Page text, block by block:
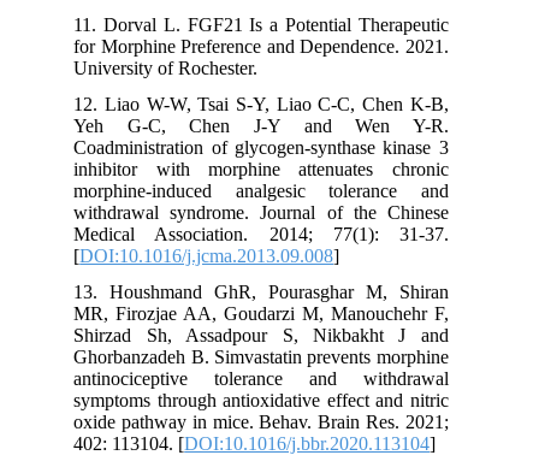
11. Dorval L. FGF21 Is a Potential Therapeutic
for Morphine Preference and Dependence. 2021.
University of Rochester.
12. Liao W-W, Tsai S-Y, Liao C-C, Chen K-B,
Yeh G-C, Chen J-Y and Wen Y-R.
Coadministration of glycogen-synthase kinase 3
inhibitor with morphine attenuates chronic
morphine-induced analgesic tolerance and
withdrawal syndrome. Journal of the Chinese
Medical Association. 2014; 77(1): 31-37.
[DOI:10.1016/j.jcma.2013.09.008
13. Houshmand GhR, Pourasghar M, Shiran
MR, Firozjae AA, Goudarzi M, Manouchehr F,
Shirzad Sh, Assadpour S, Nikbakht J and
Ghorbanzadeh B. Simvastatin prevents morphine
antinociceptive tolerance and withdrawal
symptoms through antioxidative effect and nitric
oxide pathway in mice. Behav. Brain Res. 2021;
402: 113104. [DOI:10.1016/j.bbr.2020.113104